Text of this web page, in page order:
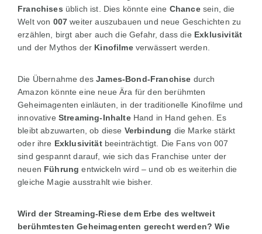
Franchises üblich ist. Dies könnte eine Chancesein, die
Welt von 007weiter auszubauen und neue Geschichten zu
erzählen, birgt aber auch die Gefahr, dass die Exklusivität
und der Mythos der Kinofilmeverwässert werden.
Die Übernahme desJames-Bond-Franchise durch
Amazon könnte eine neue Ära für den berühmten
Geheimagenten einläuten, in der traditionelle Kinofilme und
innovative Streaming-InhalteHand in Hand gehen. Es
bleibt abzuwarten, ob diese Verbindung die Marke stärkt
oder ihre Exklusivitätbeeinträchtigt. Die Fans von 007
sind gespannt darauf, wie sich das Franchise unter der
neuen Führung entwickeln wird – und ob es weiterhin die
gleiche Magie ausstrahlt wie bisher.
Wird der Streaming-Riese dem Erbe des weltweit
berühmtesten Geheimagenten gerecht werden? Wie